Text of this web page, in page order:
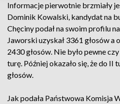
Informacje pierwotnie brzmiały
Dominik Kowalski, kandydat na
Chęciny podał na swoim profilu
Jaworski uzyskał 3361 głosów
2430 głosów. Nie było pewne
turę. Później okazało się, że do II
głosów.
Jak podała Państwowa Komisja